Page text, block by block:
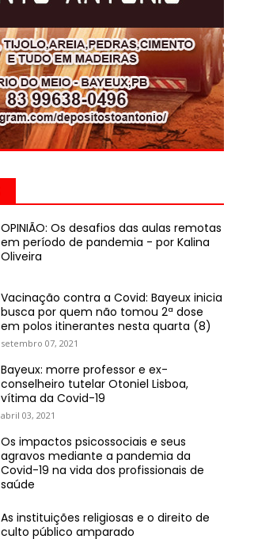
OPINIÃO: Os desafios das aulas remotas
em período de pandemia - por Kalina
Oliveira
Vacinação contra a Covid: Bayeux inicia
busca por quem não tomou 2ª dose
em polos itinerantes nesta quarta (8)
setembro 07, 2021
Bayeux: morre professor e ex-
conselheiro tutelar Otoniel Lisboa,
vítima da Covid-19
abril 03, 2021
Os impactos psicossociais e seus
agravos mediante a pandemia da
Covid-19 na vida dos profissionais de
saúde
As instituições religiosas e o direito de
culto público amparado